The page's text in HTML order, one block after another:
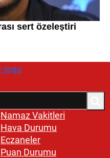
Namaz Vakitleri
Hava Durumu
Eczaneler
Puan Durumu